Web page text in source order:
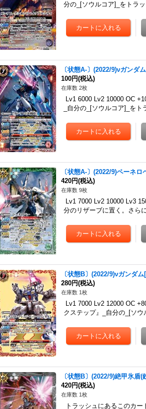
分の_[ソウルコア]_をトラ
〔状態A-〕(2022/9)νガンダ
100円(税込)
在庫数 2枚
Lv1 6000 Lv2 10000 OC
_自分の_[ソウルコア]_を
〔状態A-〕(2022/9)ペーネ
420円(税込)
在庫数 9枚
Lv1 7000 Lv2 10000 Lv3
分のリザーブに置く。さら
〔状態B〕(2022/9)νガンダ
280円(税込)
在庫数 1枚
Lv1 7000 Lv2 12000 OC
クステップ』_自分の_[ソ
〔状態B〕(2022/9)絶甲氷盾
420円(税込)
在庫数 1枚
トラッシュにあるこのカ